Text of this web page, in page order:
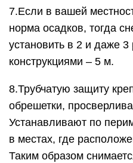
7.Если в вашей
норма осадков, тогда
установить в 2 и даже
конструкциями – 5 м.
8.Трубчатую защиту
обрешетки,
Устанавливают по
в местах, где
Таким образом